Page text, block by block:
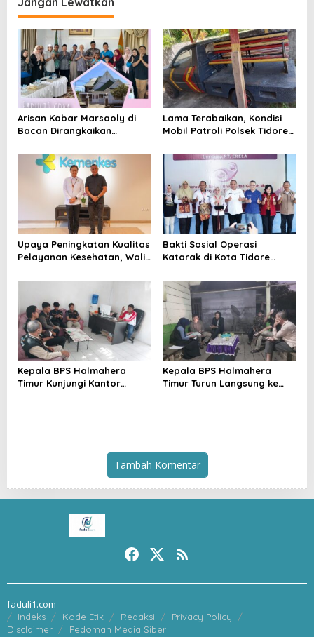
s
i
p
o
s
Arisan Kabar Marsaoly di
Bacan Dirangkaikan
Kesultanan Bacan
Lama Terabaikan, Kondisi
Mobil Patroli Polsek Tidore
Kapolda
Upaya Peningkatan Kualitas
Pelayanan Kesehatan, Wali
Audiensi dengan Menkes RI
Bakti Sosial Operasi
Katarak di Kota Tidore
Berlangsung
Kepala BPS Halmahera
Timur Kunjungi Kantor
Kepala BPS Halmahera
Timur Turun Langsung ke
Tambah Komentar
faduli1.com
Indeks Kode Etik Redaksi
Privacy Policy
Disclaimer
Pedoman Media Siber